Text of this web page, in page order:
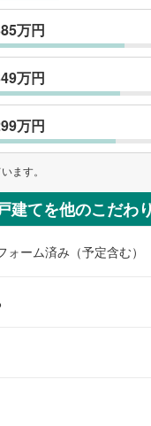
万円
万円
万円
ます。
建てを他のこだわ
ーム済み（予定含む）